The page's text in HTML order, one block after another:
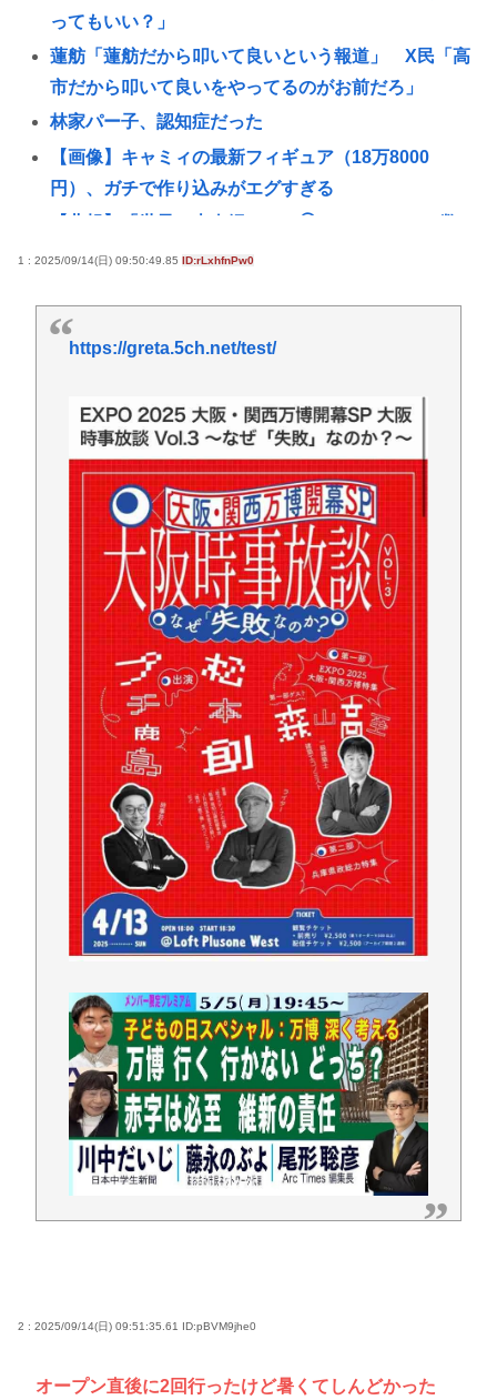
ってもいい？」
蓮舫「蓮舫だから叩いて良いという報道」 X民「高
市だから叩いて良いをやってるのがお前だろ」
林家パー子、認知症だった
【画像】キャミィの最新フィギュア（18万8000
円）、ガチで作り込みがエグすぎる
と割合」反論「そんなはずはない日本は上位なはず
英名門大学最年少の黒人教授が辞任 論文盗作疑惑に
は必殺「人種差別ガー」で反撃
を入れる』のが目的。場合によっては不同意性交罪
に当たる」
台風15号、東北地方直撃www
【速報】北海道江別大学生殺人事件、主犯格の川口
被告(19)に無期懲役の判決←これ、妥当だと思
う？？？？？？
軽自動車に”軽油”を入れちゃ絶対ダメ～！ セルフス
タンドで後を絶たない「誤給油トラブル」！
堀大輔さん、寝る間も惜しんでレスバ祭りwww
(ヽ´ん`) 嫌儲民「ケンモメン」の定義 👈 何て答え
Powered by livedoor 相互RSS
1 : 2025/09/14(日) 09:50:49.85 ID:rLxhfnPw0
https://greta.5ch.net/test/
2 : 2025/09/14(日) 09:51:35.61 ID:pBVM9jhe0
オープン直後に2回行ったけど暑くてしんどかった